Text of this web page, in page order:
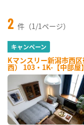
2 件（1/1ページ）
キャンペーン
Kマンスリー新潟市西
西） 103・1K-【中部